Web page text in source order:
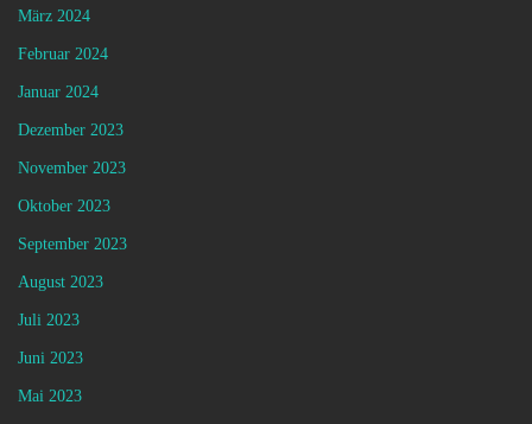
März 2024
Februar 2024
Januar 2024
Dezember 2023
November 2023
Oktober 2023
September 2023
August 2023
Juli 2023
Juni 2023
Mai 2023